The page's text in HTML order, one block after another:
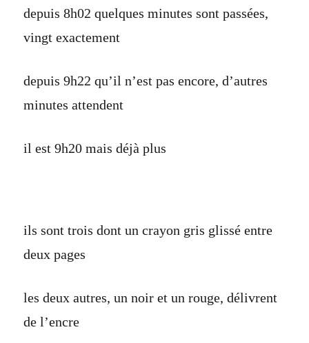
depuis 8h02 quelques minutes sont passées,
vingt exactement
depuis 9h22 qu’il n’est pas encore, d’autres
minutes attendent
il est 9h20 mais déjà plus
ils sont trois dont un crayon gris glissé entre
deux pages
les deux autres, un noir et un rouge, délivrent
de l’encre